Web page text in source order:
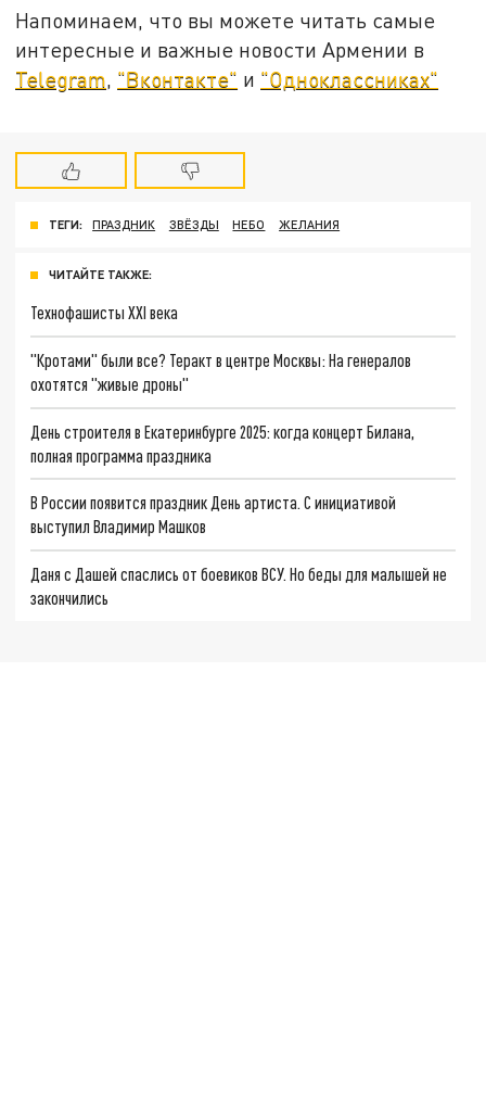
Напоминаем, что вы можете читать самые
интересные и важные новости Армении в
Telegram, "Вконтакте" и "Одноклассниках"
ТЕГИ: ПРАЗДНИК ЗВЁЗДЫ НЕБО ЖЕЛАНИЯ
ЧИТАЙТЕ ТАКЖЕ:
Технофашисты XXI века
"Кротами" были все? Теракт в центре Москвы: На генералов
охотятся "живые дроны"
День строителя в Екатеринбурге 2025: когда концерт Билана,
полная программа праздника
В России появится праздник День артиста. С инициативой
выступил Владимир Машков
Даня с Дашей спаслись от боевиков ВСУ. Но беды для малышей не
закончились